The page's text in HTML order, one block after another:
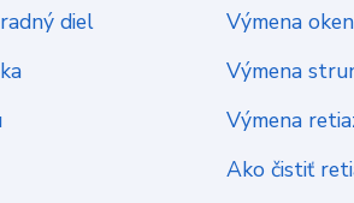
diel
Výmena
Výmena
Výmena
Ako čistiť